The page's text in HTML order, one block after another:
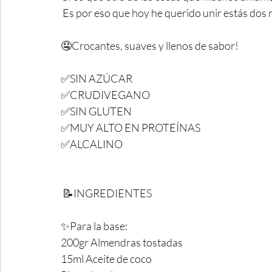
Es por eso que hoy he querido unir estás
🤤Crocantes, suaves y llenos de sabor!
✅SIN AZÚCAR
✅CRUDIVEGANO
✅SIN GLUTEN
✅MUY ALTO EN PROTEÍNAS
✅ALCALINO
📝INGREDIENTES
✨Para la base:
200gr Almendras tostadas
15ml Aceite de coco